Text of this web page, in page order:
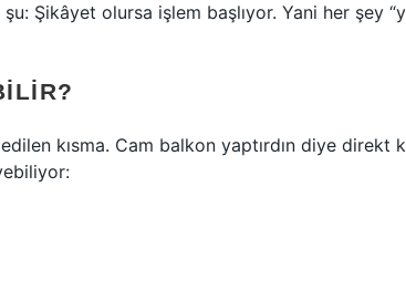
şu: Şikâyet olursa işlem başlıyor. Yani her şey
kısma. Cam balkon yaptırdın diye direkt